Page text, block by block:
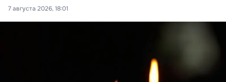
7 августа 2026, 18:01